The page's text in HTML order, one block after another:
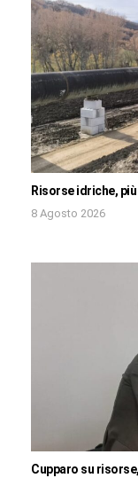
Risorse idriche,
8 Agosto 2026
Cupparo su